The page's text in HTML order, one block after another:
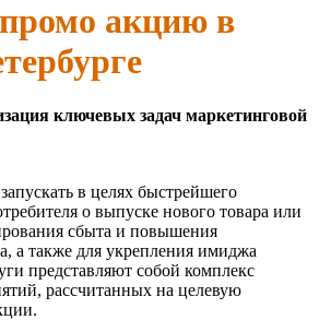
акцию в
ключевых задач маркетинговой
в целях быстрейшего
о выпуске нового товара или
сбыта и повышения
а также для укрепления имиджа
представляют собой комплекс
рассчитанных на целевую